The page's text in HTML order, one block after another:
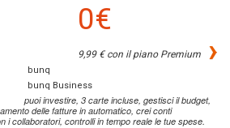
bunq
bunq Business
puoi investire, 3 carte incluse, gestisci il budget,
delle fatture in automatico, crei conti
i collaboratori, controlli in tempo reale le tue spese.
0€
9,99 € con il piano Premium ›